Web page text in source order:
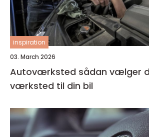
inspiration
03. March 2026
Autoværksted sådan vælger du det rigtige
værksted til din bil